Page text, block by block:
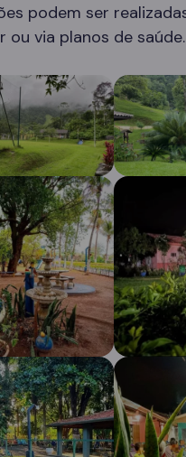
podem ser
ou via planos de saúde.